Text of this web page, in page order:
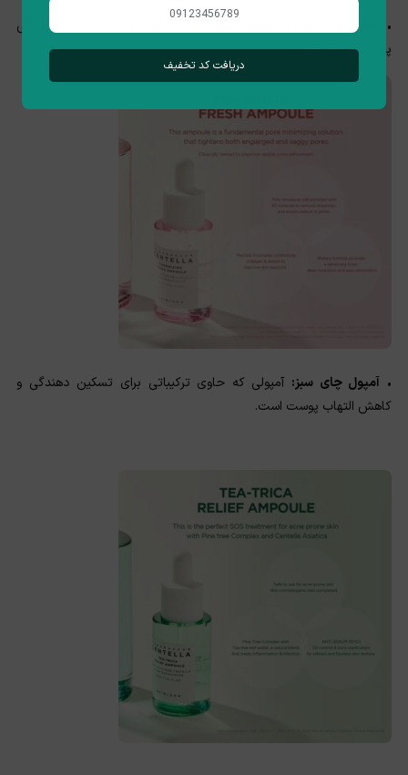
• آمپول جمع کننده منافذ:
آمپولی که به کوچک کردن منافذ و تازگی
پوست کمک می کند
• آمپول چای سبز: آمپولی که حاوی ترکیباتی برای تسکین دهندگی و
کاهش التهاب پوست است.
دریافت کد تخفیف